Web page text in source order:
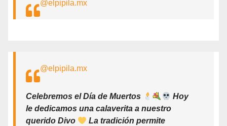
@elpipila.mx
@elpipila.mx
Celebremos el Día de Muertos
Hoy
le dedicamos una calaverita a nuestro
querido Divo
La tradición permite